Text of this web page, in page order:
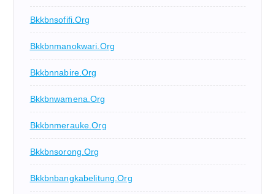
Bkkbnsofifi.org
Bkkbnmanokwari.org
Bkkbnnabire.org
Bkkbnwamena.org
Bkkbnmerauke.org
Bkkbnsorong.org
Bkkbnbangkabelitung.org